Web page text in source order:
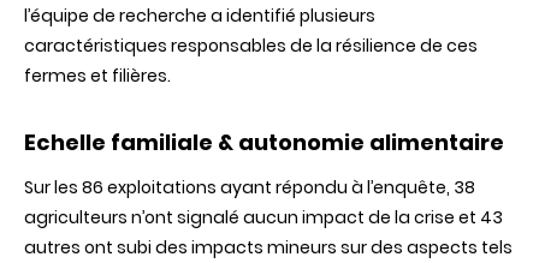
l’équipe de recherche a identifié plusieurs
caractéristiques responsables de la résilience de ces
fermes et filières.
Echelle familiale & autonomie alimentaire
Sur les 86 exploitations ayant répondu à l’enquête, 38
agriculteurs n’ont signalé aucun impact de la crise et 43
autres ont subi des impacts mineurs sur des aspects tels